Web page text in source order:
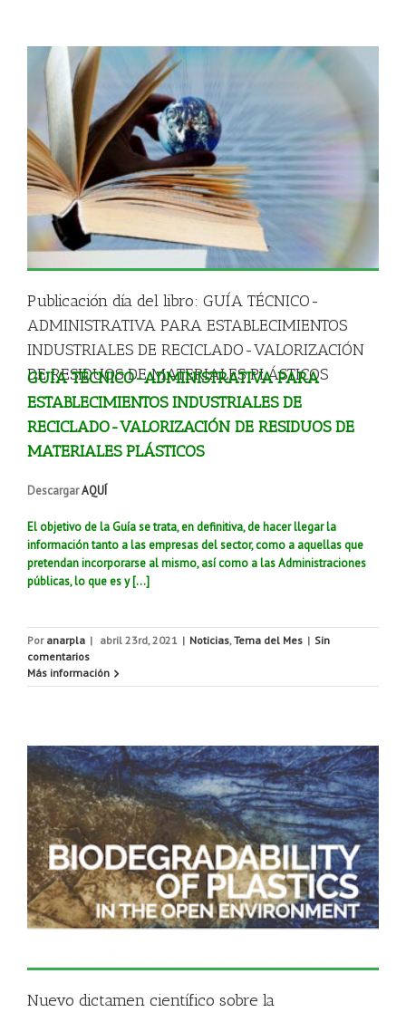
Publicación día del libro: GUÍA TÉCNICO-
ADMINISTRATIVA PARA ESTABLECIMIENTOS
INDUSTRIALES DE RECICLADO-VALORIZACIÓN
DE RESIDUOS DE MATERIALES PLÁSTICOS
GUÍA TÉCNICO-ADMINISTRATIVA PARA
ESTABLECIMIENTOS INDUSTRIALES DE
RECICLADO-VALORIZACIÓN DE RESIDUOS DE
MATERIALES PLÁSTICOS
DescargarAQUÍ
El objetivo de la Guía se trata, en definitiva, de hacer llegar la
información tanto a las empresas del sector, como a aquellas que
pretendan incorporarse al mismo, así como a las Administraciones
públicas, lo que es y […]
Por anarpla | abril 23rd, 2021 | Noticias,Tema del Mes | Sin
comentarios
Más información
Nuevo dictamen científico sobre la